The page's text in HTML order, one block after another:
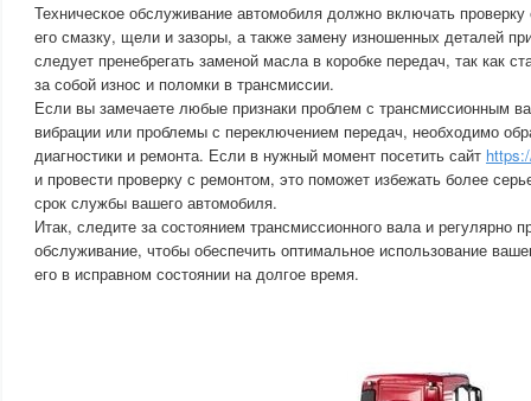
Техническое обслуживание автомобиля должно включать
его смазку, щели и зазоры, а также замену изношенных деталей
следует пренебрегать заменой масла в коробке передач, так как
за собой износ и поломки в трансмиссии.
Если вы замечаете любые признаки проблем с трансмиссионным
вибрации или проблемы с переключением передач, необходимо
диагностики и ремонта. Если в нужный момент посетить сайт
и провести проверку с ремонтом, это поможет избежать более
срок службы вашего автомобиля.
Итак, следите за состоянием трансмиссионного вала и регулярно
обслуживание, чтобы обеспечить оптимальное использование
его в исправном состоянии на долгое время.